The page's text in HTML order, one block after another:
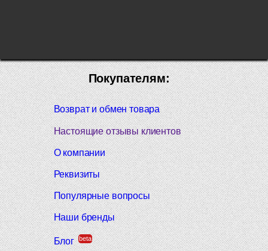
Покупателям:
Возврат и обмен товара
Настоящие отзывы клиентов
О компании
Реквизиты
Популярные вопросы
Наши бренды
Блог beta